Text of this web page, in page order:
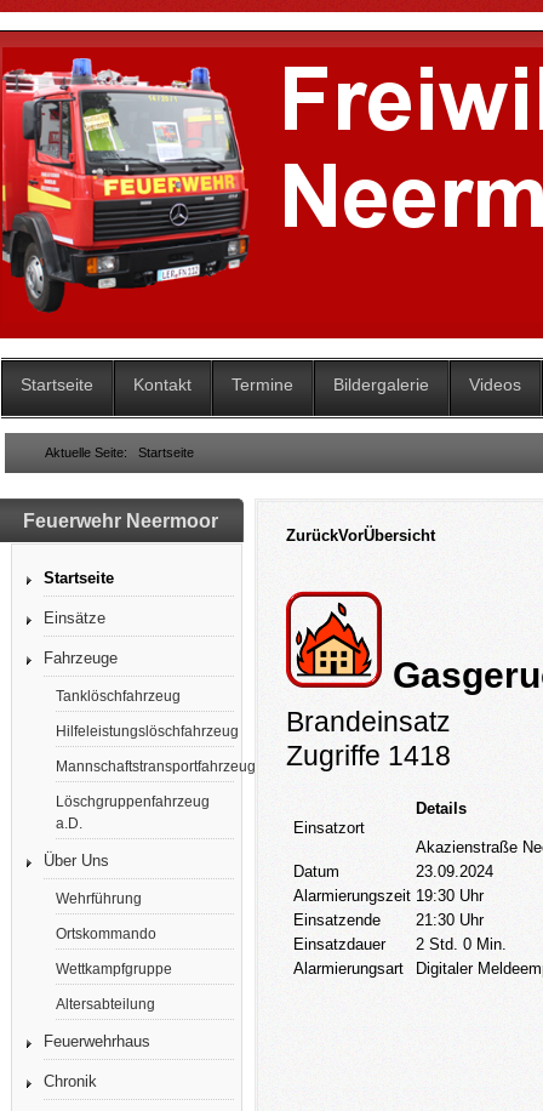
Startseite Kontakt Termine Bildergalerie Videos
Aktuelle Seite: Startseite
Feuerwehr Neermoor
Startseite
Einsätze
Fahrzeuge
Tanklöschfahrzeug
Hilfeleistungslöschfahrzeug
Mannschaftstransportfahrzeug
Löschgruppenfahrzeug
a.D.
Über Uns
Wehrführung
Ortskommando
Wettkampfgruppe
Altersabteilung
Feuerwehrhaus
Chronik
ZurückVorÜbersicht
Brandeinsatz
Zugriffe 1418
Einsatzort
Details
Akazienstraße
Datum
23.09.2024
Alarmierungszeit 19:30 Uhr
Einsatzende
21:30 Uhr
Einsatzdauer
2 Std. 0 Min.
Alarmierungsart
Digitaler